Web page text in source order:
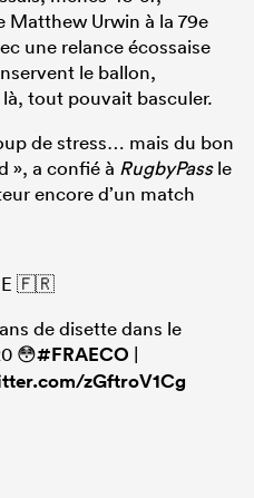
Matthew Urwin à la 79e
une relance écossaise
le ballon,
tout pouvait basculer.
de stress… mais du bon
», a confié à RugbyPassle
encore d’un match
🇫🇷
de disette dans le
😳#FRAECO |
zGftroV1Cg